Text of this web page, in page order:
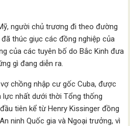
người chủ trương đi theo đường
thúc giục các đồng nghiệp của
của các tuyên bố do Bắc Kinh đưa
gì đang diễn ra.
chồng nhập cư gốc Cuba, được
lực nhất dưới thời Tổng thống
tiên kể từ Henry Kissinger đồng
ninh Quốc gia và Ngoại trưởng, vì